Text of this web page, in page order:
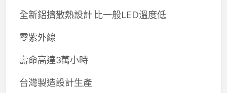
全新鋁擠散熱設計 比一般LED溫度低
零紫外線
壽命高達3萬小時
台灣製造設計生產